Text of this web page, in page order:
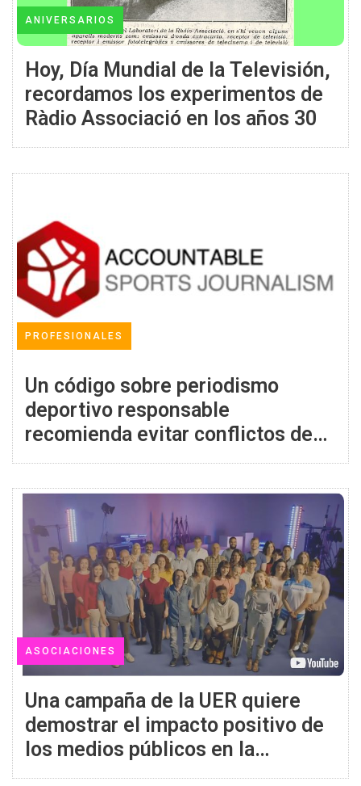
ANIVERSARIOS
Hoy, Día Mundial de la Televisión,
recordamos los experimentos de
Ràdio Associació en los años 30
PROFESIONALES
Un código sobre periodismo
deportivo responsable
recomienda evitar conflictos de
intereses, rechazar invitaciones y
regalos de los clubs y evitar los
estereotipos sexistas
ASOCIACIONES
Una campaña de la UER quiere
demostrar el impacto positivo de
los medios públicos en la
sociedad